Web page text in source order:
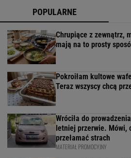
POPULARNE
Chrupiące z zewnątrz,
mają na to prosty
Pokroiłam kultowe
Teraz wszyscy chcą
Wróciła do
letniej przerwie. Mówi,
przełamać strach
MATERIAŁ PROMOCYJNY